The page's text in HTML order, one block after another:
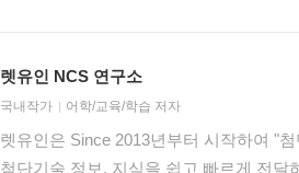
CISA(정보시스템감사사) - 클라우드 네
강사 명석재 - 정보관리기술사, 정보시스템 수석 감리원, 공학석사 -
PMP(프로젝트관리전문가), CISA(정보
렛유인 NCS 연구소
국내작가 어학/교육/학습 저자
렛유인은 Since 2013년부터 시작하여 "
첨단기술 정보, 지식을 쉽고 빠르게 전달